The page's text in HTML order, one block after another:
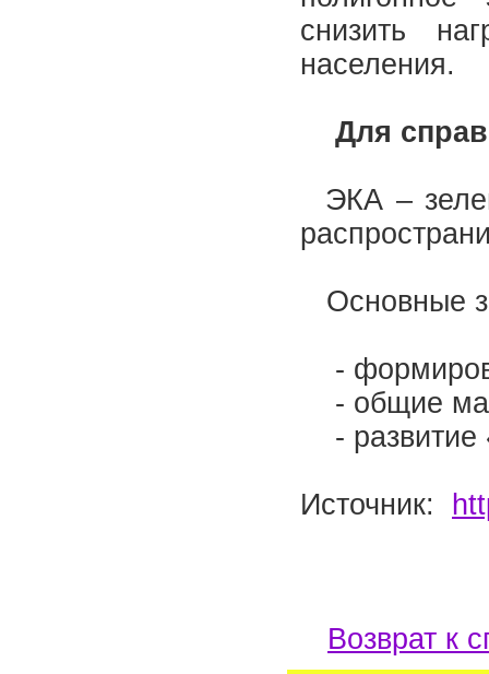
снизить
населения.
Для
ЭКА –
Основные
-
- общие
- развитие
Источник:
Возврат к